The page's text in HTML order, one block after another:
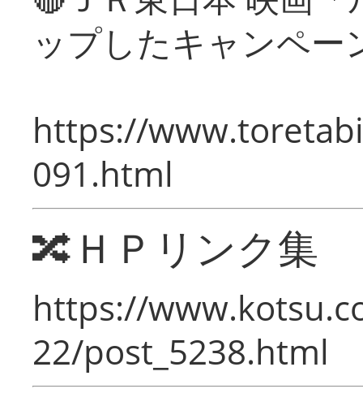
ップしたキャンペー
https://
091.html
🔀ＨＰリンク集
https://
22/post_5238.html